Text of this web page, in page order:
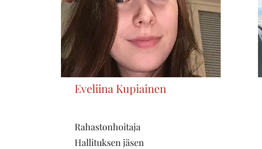
Eveliina Kupiainen
Rahastonhoitaja
Hallituksen jäsen